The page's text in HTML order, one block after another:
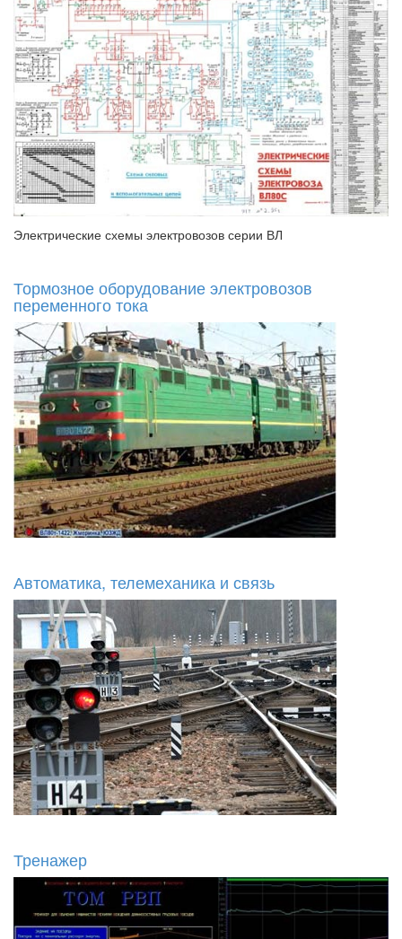
Электрические схемы электровозов серии ВЛ
Тормозное оборудование электровозов
переменного тока
Автоматика, телемеханика и связь
Тренажер